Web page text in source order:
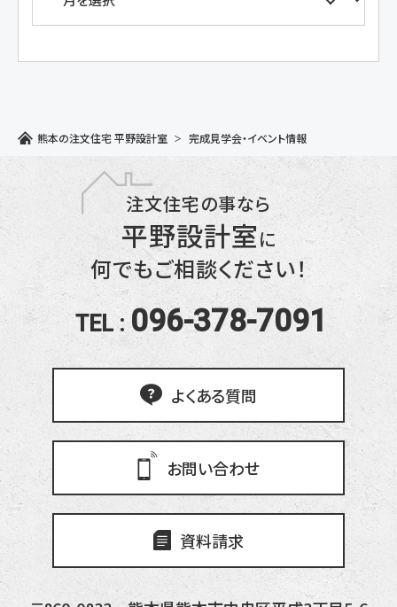
熊本の注文住宅 平野設計室 完成見学会・イベント情報
注文住宅の事なら
平野設計室に
何でもご相談ください！
TEL : 096-378-7091
よくある質問
お問い合わせ
資料請求